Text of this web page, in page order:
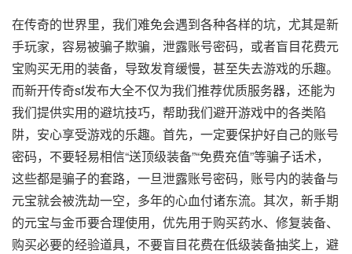
在传奇的世界里，我们难免会遇到各种各样的坑，尤其是新
手玩家，容易被骗子欺骗，泄露账号密码，或者盲目花费元
宝购买无用的装备，导致发育缓慢，甚至失去游戏的乐趣。
而新开传奇sf发布大全不仅为我们推荐优质服务器，还能为
我们提供实用的避坑技巧，帮助我们避开游戏中的各类陷
阱，安心享受游戏的乐趣。首先，一定要保护好自己的账号
密码，不要轻易相信“送顶级装备”“免费充值”等骗子话术，
这些都是骗子的套路，一旦泄露账号密码，账号内的装备与
元宝就会被洗劫一空，多年的心血付诸东流。其次，新手期
的元宝与金币要合理使用，优先用于购买药水、修复装备、
购买必要的经验道具，不要盲目花费在低级装备抽奖上，避